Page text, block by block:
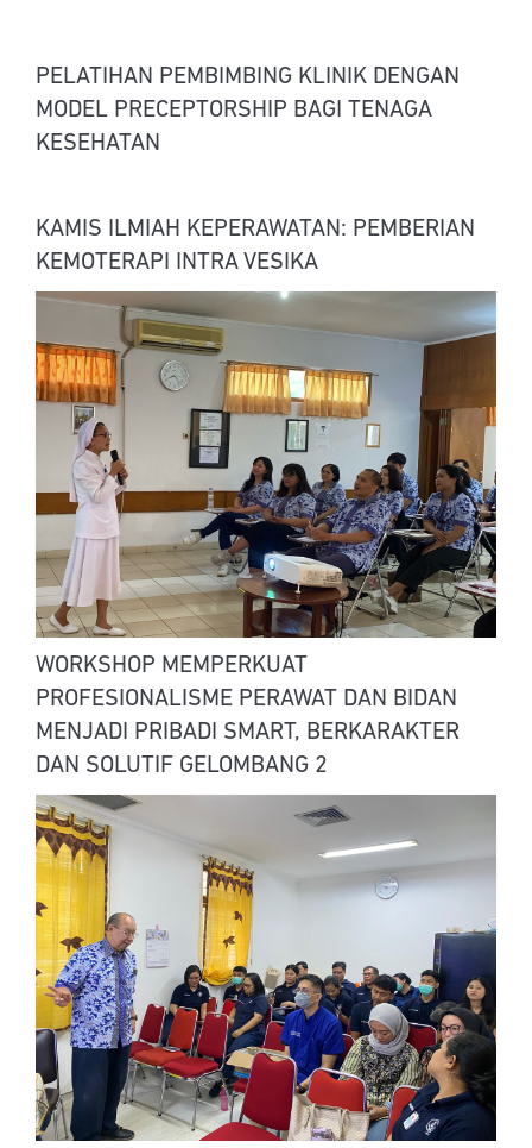
PELATIHAN PEMBIMBING KLINIK DENGAN
MODEL PRECEPTORSHIP BAGI TENAGA
KESEHATAN
KAMIS ILMIAH KEPERAWATAN: PEMBERIAN
KEMOTERAPI INTRA VESIKA
WORKSHOP MEMPERKUAT
PROFESIONALISME PERAWAT DAN BIDAN
MENJADI PRIBADI SMART, BERKARAKTER
DAN SOLUTIF GELOMBANG 2